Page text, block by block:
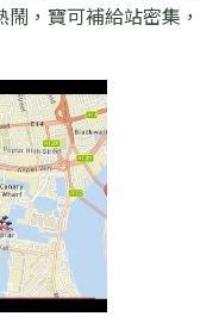
，寶可補給站密集，